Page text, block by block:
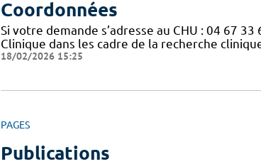
Coordonnées
Si votre demande s’adresse au CHU : 04 67
Clinique dans les cadre de la recherche
18/02/2026 15:25
PAGES
Publications